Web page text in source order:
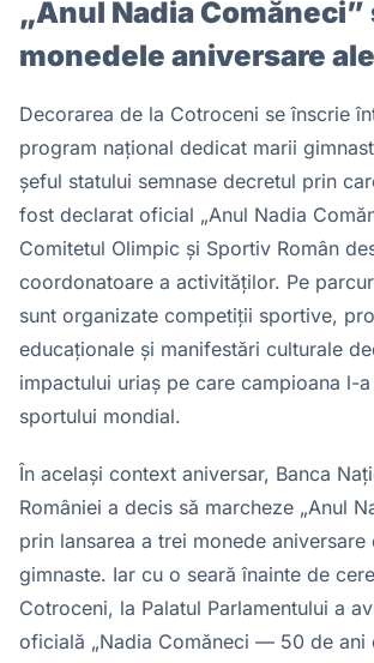
„Anul Nadia Comăneci”
monedele aniversare ale
Decorarea de la Cotroceni se înscrie
program național dedicat marii
șeful statului semnase decretul prin
fost declarat oficial „Anul Nadia
Comitetul Olimpic și Sportiv Român
coordonatoare a activităților. Pe
sunt organizate competiții sportive,
educaționale și manifestări culturale
impactului uriaș pe care campioana l-
sportului mondial.
În același context aniversar, Banca
României a decis să marcheze „Anul
prin lansarea a trei monede aniversare
gimnaste. Iar cu o seară înainte de
Cotroceni, la Palatul Parlamentului a
oficială „Nadia Comăneci — 50 de ani